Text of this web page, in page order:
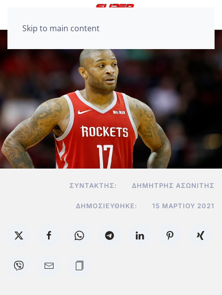
Skip to main content
ΣΥΝΤΆΚΤΗΣ: ΔΗΜΉΤΡΗΣ ΑΣΩΝΊΤΗΣ
ΔΗΜΟΣΙΕΎΘΗΚΕ: 15 ΜΑΡΤΊΟΥ 2021